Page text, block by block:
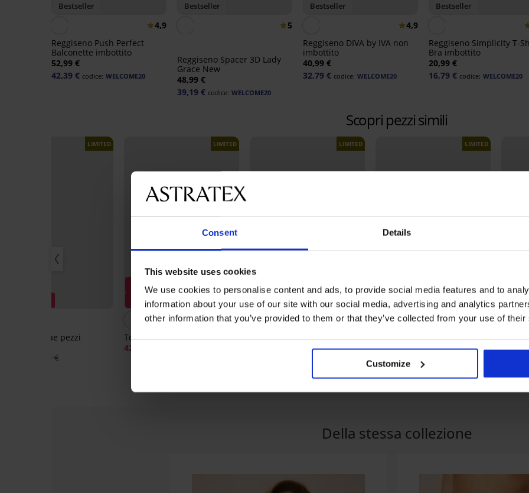
Consent Details
This website uses cookies
We use cookies to personalise content and ads, to provide social media features and to
information about your use of our site with our social media, advertising and analytics
other information that you’ve provided to them or that they’ve collected from your use of
Customize
Bestseller
4,9
Reggiseno Push Perfect
Balconette imbottito
52,99 €
42,39 € codice: WELCOME20
Bestseller
5
Reggiseno Spacer 3D Lady
Grace New
48,99 €
39,19 € codice: WELCOME20
Bestseller
4,9
Reggiseno DIVA by IVA non
imbottito
40,99 €
32,79 € codice: WELCOME20
Bestseller
Reggiseno Simplicity T-
Bra imbottito
20,99 €
16,79 € codice: WELCOME20
Scopri pezzi simili
LIMITED
a due pezzi
121,98 €
Svendita
Sconto -50%
LIMITED
5
Top tankini Julienne
42,49 €
Sconto -30%
LIMITED
Costume a due pezzi Lucia
Svendita
Sconto -70%
LIMITED
5
Top bikini Marine
23,10 €76,99 €
Top
34,49 €
Della stessa collezione